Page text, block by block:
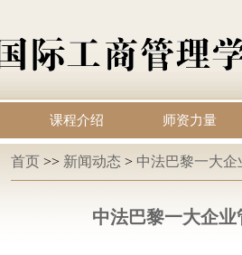
课程介绍 师资力量
首页 >> 新闻动态 > 中法巴黎一大
中法巴黎一大企